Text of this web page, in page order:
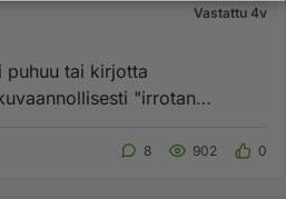
Vastattu 4v
puhuu tai kirjotta
"irrotan
8 902 0